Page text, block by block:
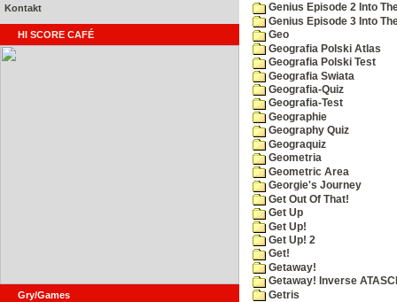
Kontakt
HI SCORE CAFÉ
Gry/Games
Genius Episode 2 Into
Genius Episode 3 Into
Geo
Geografia Polski Atlas
Geografia Polski Test
Geografia Swiata
Geografia-Quiz
Geografia-Test
Geographie
Geography Quiz
Geograquiz
Geometria
Geometric Area
Georgie's Journey
Get Out Of That!
Get Up
Get Up!
Get Up! 2
Get!
Getaway!
Getaway! Inverse
Getris